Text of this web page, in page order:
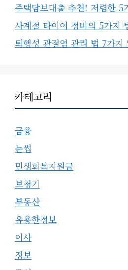
주택담보대출 추천! 저렴한 5
사계절 타이어 정비의 5가지
퇴행성 관절염 관리 법 7가지
카테고리
금융
눈썹
민생회복지원금
보청기
부동산
유용한정보
이사
정보